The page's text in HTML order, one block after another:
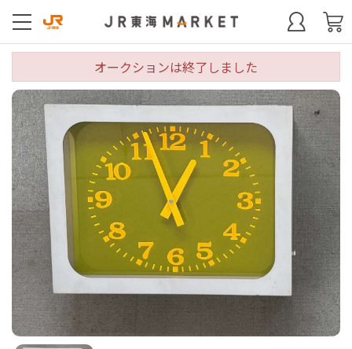
オークションは終了しました